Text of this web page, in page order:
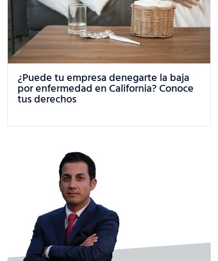
¿Qué puedes hacer si sufres un trato
injusto en el trabajo en California?